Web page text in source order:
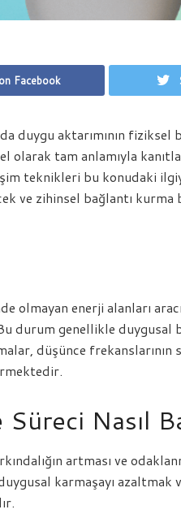
Facebook
duygu aktarımının
olarak tam anlamıyla
teknikleri bu konudaki
ve zihinsel bağlantı
olmayan enerji alanları
durum genellikle
düşünce
Nasıl
artması ve
karmaşayı azaltmak